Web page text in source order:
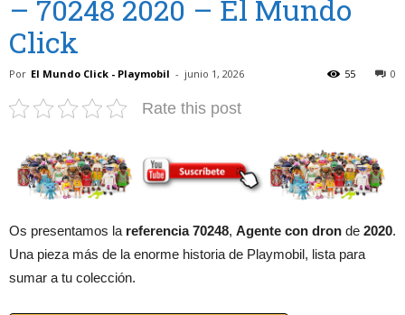
– 70248 2020 – El Mundo
Click
Por El Mundo Click - Playmobil - junio 1, 2026 0
55
Rate this post
Os presentamos la referencia 70248, Agente con dron de 2020.
Una pieza más de la enorme historia de Playmobil, lista para
sumar a tu colección.